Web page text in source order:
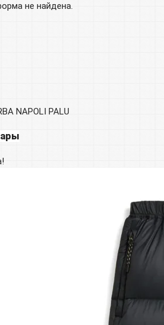
не найдена.
NAPOLI PALU